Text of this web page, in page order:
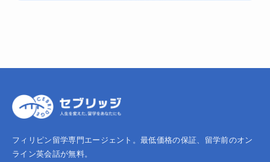
フィリピン留学専門エージェント。最低価格の保証、留学前のオン
ライン英会話が無料。